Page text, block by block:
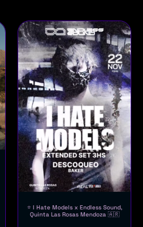
⭐ I Hate Models x Endless Sound,
Quinta Las Rosas Mendoza 🇦🇷